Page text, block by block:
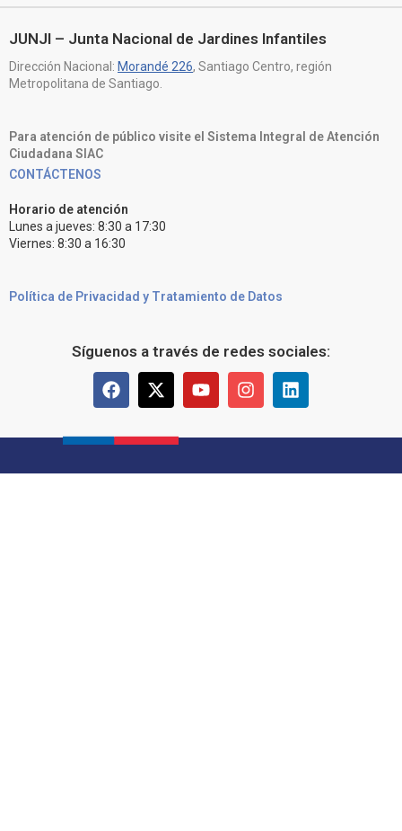
JUNJI – Junta Nacional de Jardines Infantiles
Dirección Nacional: Morandé 226, Santiago Centro, región
Metropolitana de Santiago.
Para atención de público visite el Sistema Integral de Atención
Ciudadana SIAC
CONTÁCTENOS
Horario de atención
Lunes a jueves: 8:30 a 17:30
Viernes: 8:30 a 16:30
Política de Privacidad y Tratamiento de Datos
Síguenos a través de redes sociales: